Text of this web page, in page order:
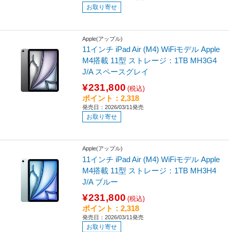
お取り寄せ
Apple(アップル)
11インチ iPad Air (M4) WiFiモデル Apple
M4搭載 11型 ストレージ：1TB MH3G4
J/A スペースグレイ
¥231,800 (税込)
ポイント：2,318
発売日：2026/03/11発売
お取り寄せ
Apple(アップル)
11インチ iPad Air (M4) WiFiモデル Apple
M4搭載 11型 ストレージ：1TB MH3H4
J/A ブルー
¥231,800 (税込)
ポイント：2,318
発売日：2026/03/11発売
お取り寄せ